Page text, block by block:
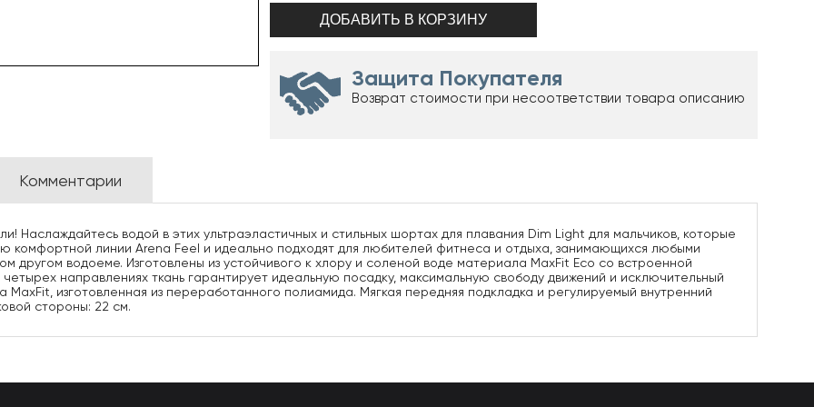
Защита Покупателя
Возврат стоимости при несоответствии товара описанию
Комментарии
Наслаждайтесь водой в этих ультраэластичных и стильных шортах для плавания Dim Light для мальчиков, которые
комфортной линии Arena Feel и идеально подходят для любителей фитнеса и отдыха, занимающихся любыми
другом водоеме. Изготовлены из устойчивого к хлору и соленой воде материала MaxFit Eco со встроенной
направлениях ткань гарантирует идеальную посадку, максимальную свободу движений и исключительный
MaxFit, изготовленная из переработанного полиамида. Мягкая передняя подкладка и регулируемый внутренний
стороны: 22 см.